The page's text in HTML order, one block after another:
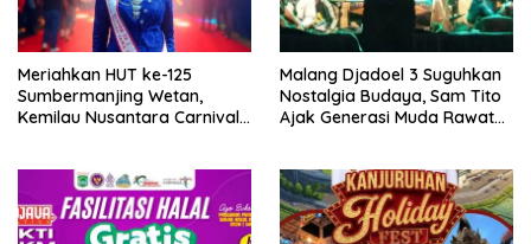
Meriahkan HUT ke-125
Sumbermanjing Wetan,
Kemilau Nusantara Carnival
Malang
Malang Djadoel 3 Suguhkan
Nostalgia Budaya, Sam Tito
Ajak Generasi Muda Rawat